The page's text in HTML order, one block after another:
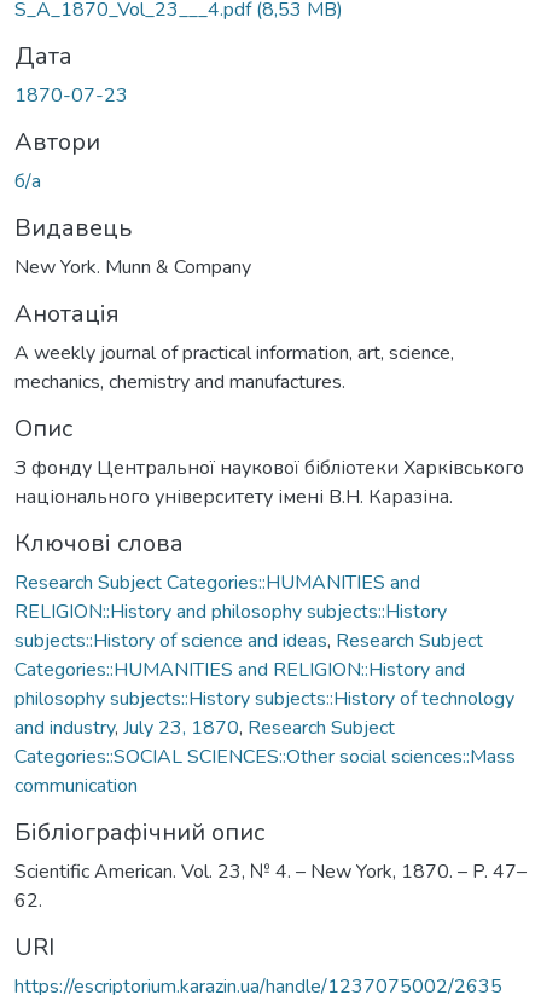
S_A_1870_Vol_23___4.pdf(8,53 MB)
Дата
1870-07-23
Автори
б/а
Видавець
New York. Munn & Company
Анотація
A weekly journal of practical information, art, science,
mechanics, chemistry and manufactures.
Опис
З фонду Центральної наукової бібліотеки Харківського
національного університету імені В.Н. Каразіна.
Ключові слова
Research Subject Categories::HUMANITIES and
RELIGION::History and philosophy subjects::History
subjects::History of science and ideas, Research Subject
Categories::HUMANITIES and RELIGION::History and
philosophy subjects::History subjects::History of technology
and industry, July 23, 1870, Research Subject
Categories::SOCIAL SCIENCES::Other social sciences::Mass
communication
Бібліографічний опис
Scientific American. Vol. 23, № 4. – New York, 1870. – P. 47–
62.
URI
https://escriptorium.karazin.ua/handle/1237075002/2635